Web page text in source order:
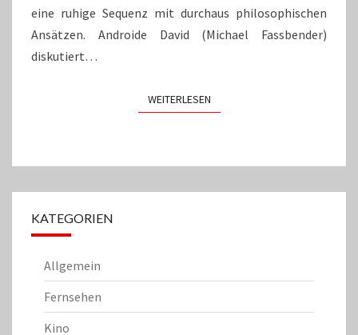
eine ruhige Sequenz mit durchaus philosophischen
Ansätzen. Androide David (Michael Fassbender)
diskutiert…
WEITERLESENWEITERLESEN
KATEGORIEN
Allgemein
Fernsehen
Kino